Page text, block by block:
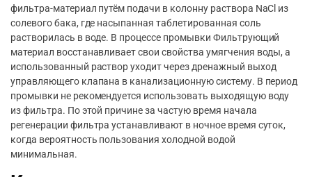
фильтра-материал путём подачи в колонну раствора NaCl из
солевого бака, где насыпанная таблетированная соль
растворилась в воде. В процессе промывки Фильтрующий
материал восстанавливает свои свойства умягчения воды, а
использованный раствор уходит через дренажный выход
управляющего клапана в канализационную систему. В период
промывки не рекомендуется использовать выходящую воду
из фильтра. По этой причине за частую время начала
регенерации фильтра устанавливают в ночное время суток,
когда вероятность пользования холодной водой
минимальная.